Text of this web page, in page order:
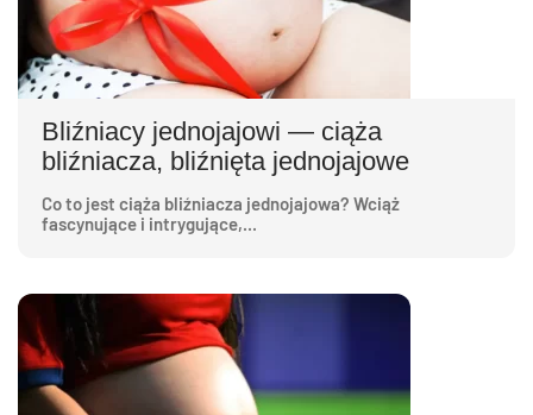
Bliźniacy jednojajowi — ciąża
bliźniacza, bliźnięta jednojajowe
Co to jest ciąża bliźniacza jednojajowa? Wciąż
fascynujące i intrygujące,...